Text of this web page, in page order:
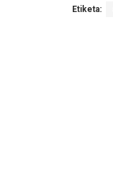
Etiketa: